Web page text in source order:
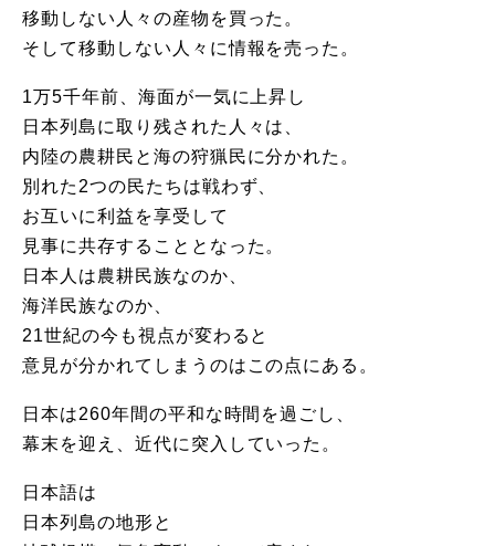
移動しない人々の産物を買った。
そして移動しない人々に情報を売った。
1万5千年前、海面が一気に上昇し
日本列島に取り残された人々は、
内陸の農耕民と海の狩猟民に分かれた。
別れた2つの民たちは戦わず、
お互いに利益を享受して
見事に共存することとなった。
日本人は農耕民族なのか、
海洋民族なのか、
21世紀の今も視点が変わると
意見が分かれてしまうのはこの点にある。
日本は260年間の平和な時間を過ごし、
幕末を迎え、近代に突入していった。
日本語は
日本列島の地形と